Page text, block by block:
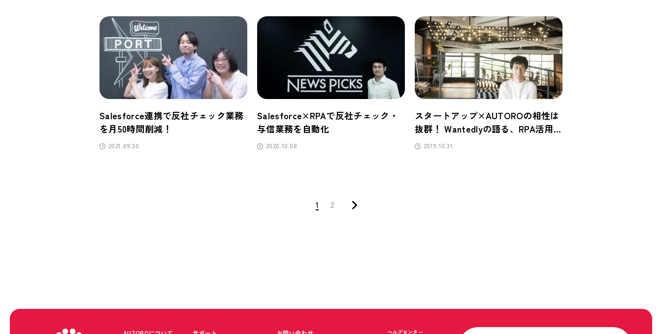
Salesforce連携で反社チェック業務
を月50時間削減！
2021.09.30
Salesforce×RPAで反社チェック・
与信業務を自動化
2020.10.08
スタートアップ×AUTOROの相性は
抜群！ Wantedlyの語る、RPA活用1
周年の知見
2019.10.31
1 2
ヘルプセンター